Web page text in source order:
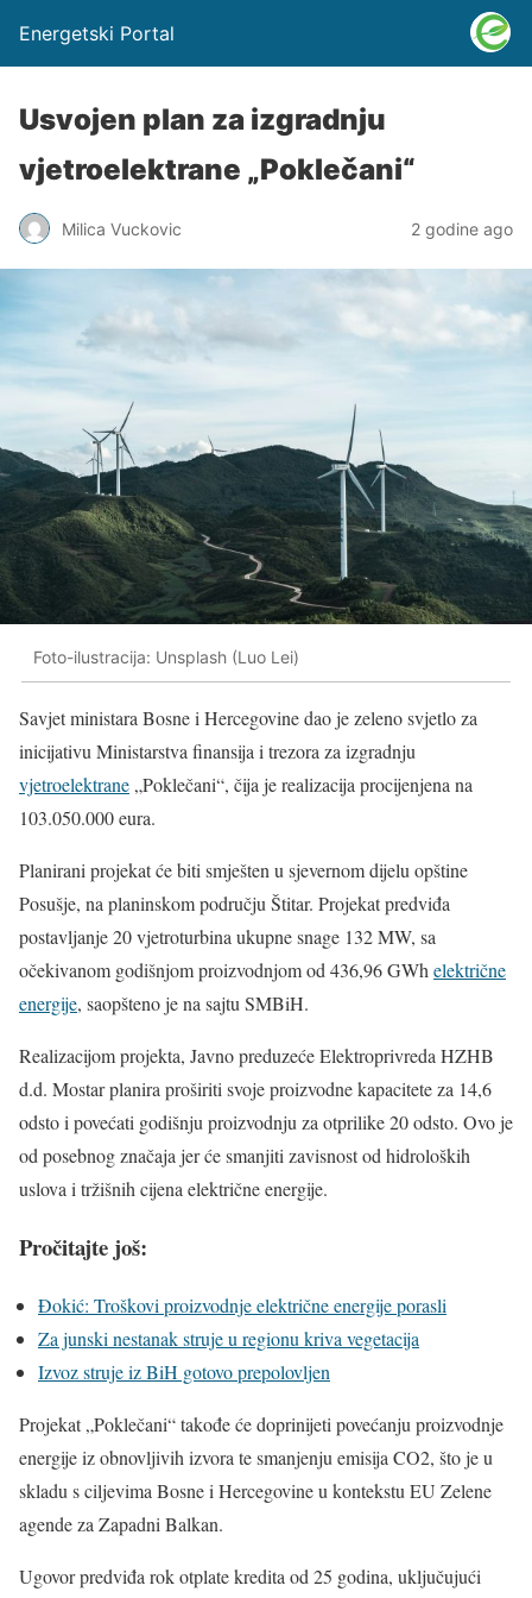
Energetski Portal
Usvojen plan za izgradnju
vjetroelektrane „Poklečani“
Milica Vuckovic 2 godine ago
Foto-ilustracija: Unsplash (Luo Lei)
Savjet ministara Bosne i Hercegovine dao je zeleno svjetlo za
inicijativu Ministarstva finansija i trezora za izgradnju
vjetroelektrane„Poklečani“, čija je realizacija procijenjena na
103.050.000 eura.
Planirani projekat će biti smješten u sjevernom dijelu opštine
Posušje, na planinskom području Štitar. Projekat predviđa
postavljanje 20 vjetroturbina ukupne snage 132 MW, sa
očekivanom godišnjom proizvodnjom od 436,96 GWhelektrične
energije, saopšteno je na sajtu SMBiH.
Realizacijom projekta, Javno preduzeće Elektroprivreda HZHB
d.d. Mostar planira proširiti svoje proizvodne kapacitete za 14,6
odsto i povećati godišnju proizvodnju za otprilike 20 odsto. Ovo je
od posebnog značaja jer će smanjiti zavisnost od hidroloških
uslova i tržišnih cijena električne energije.
Pročitajte još:
Đokić: Troškovi proizvodnje električne energije porasli
Za junski nestanak struje u regionu kriva vegetacija
Izvoz struje iz BiH gotovo prepolovljen
Projekat „Poklečani“ takođe će doprinijeti povećanju proizvodnje
energije iz obnovljivih izvora te smanjenju emisija CO2, što je u
skladu s ciljevima Bosne i Hercegovine u kontekstu EU Zelene
agende za Zapadni Balkan.
Ugovor predviđa rok otplate kredita od 25 godina, uključujući